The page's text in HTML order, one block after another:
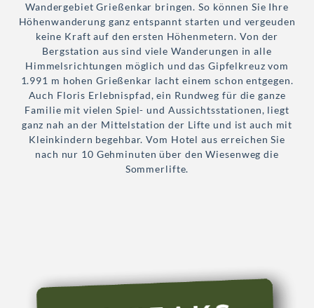
Wandergebiet Grießenkar bringen. So können Sie Ihre
Höhenwanderung ganz entspannt starten und vergeuden
keine Kraft auf den ersten Höhenmetern. Von der
Bergstation aus sind viele Wanderungen in alle
Himmelsrichtungen möglich und das Gipfelkreuz vom
1.991 m hohen Grießenkar lacht einem schon entgegen.
Auch Floris Erlebnispfad, ein Rundweg für die ganze
Familie mit vielen Spiel- und Aussichtsstationen, liegt
ganz nah an der Mittelstation der Lifte und ist auch mit
Kleinkindern begehbar. Vom Hotel aus erreichen Sie
nach nur 10 Gehminuten über den Wiesenweg die
Sommerlifte.